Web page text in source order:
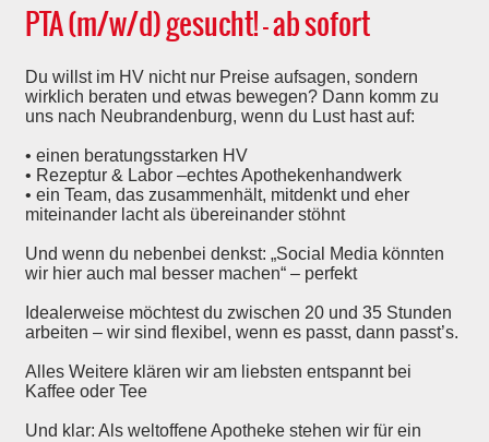
PTA (m/w/d) gesucht! - ab sofort
Du willst im HV nicht nur Preise aufsagen, sondern
wirklich beraten und etwas bewegen? Dann komm zu
uns nach Neubrandenburg, wenn du Lust hast auf:
• einen beratungsstarken HV
• Rezeptur & Labor –echtes Apothekenhandwerk
• ein Team, das zusammenhält, mitdenkt und eher
miteinander lacht als übereinander stöhnt
Und wenn du nebenbei denkst: „Social Media könnten
wir hier auch mal besser machen“ – perfekt
Idealerweise möchtest du zwischen 20 und 35 Stunden
arbeiten – wir sind flexibel, wenn es passt, dann passt’s.
Alles Weitere klären wir am liebsten entspannt bei
Kaffee oder Tee
Und klar: Als weltoffene Apotheke stehen wir für ein